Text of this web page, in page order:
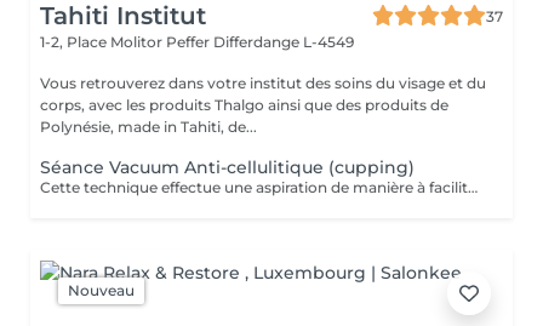
Tahiti Institut
37
1-2, Place Molitor Peffer Differdange L-4549
Vous retrouverez dans votre institut des soins du visage et du
corps, avec les produits Thalgo ainsi que des produits de
Polynésie, made in Tahiti, de...
Séance Vacuum Anti-cellulitique (cupping)
Cette technique effectue une aspiration de manière à faciliter le drainage du liquide retenu dans les cellules et à favoriser la circulation sanguine. La combinaison de ces deux effets aide à extraire les adipocytes et favorise l'oxygénation des tissus. Pour cette raison, c'est un traitement recommandé contre la cellulite.
Nouveau